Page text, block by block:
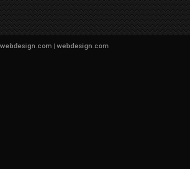
webdesign.com | webdesign.com